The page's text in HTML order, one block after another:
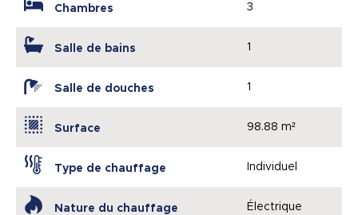
Chambres 3
Salle de bains 1
Salle de douches 1
Surface 98.88 m²
Type de chauffage Individuel
Nature du chauffage Électrique